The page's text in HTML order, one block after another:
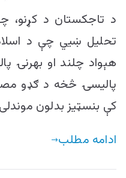
د تاجکستان د کړنو،
تحلیل ښیي چې د
هېواد چلند او بهرنۍ
پالیسۍ څخه د ګډو
کې بنسټیز بدلون
ادامه مطلب